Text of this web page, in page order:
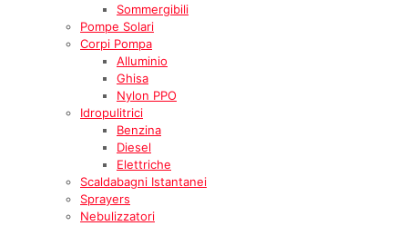
Sommergibili
Pompe Solari
Corpi Pompa
Alluminio
Ghisa
Nylon PPO
Idropulitrici
Benzina
Diesel
Elettriche
Scaldabagni Istantanei
Sprayers
Nebulizzatori